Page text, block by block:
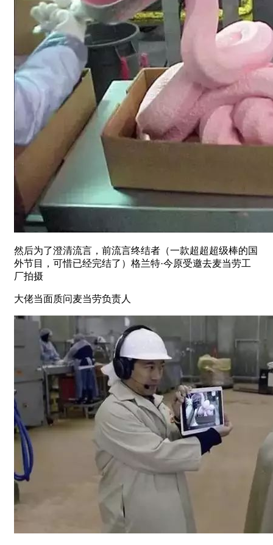
然后为了澄清流言，前流言终结者（一款超超超级棒的国
外节目，可惜已经完结了）格兰特·今原受邀去麦当劳工
厂拍摄
大佬当面质问麦当劳负责人